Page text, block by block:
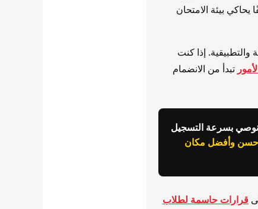
بيئة الامتحان
والتطبيقية. إذا كنت
تبدأ من الانضمام
نوصي بسرعة التسجيل
وأفضل مكان
قرارات حاسمة لطلاب